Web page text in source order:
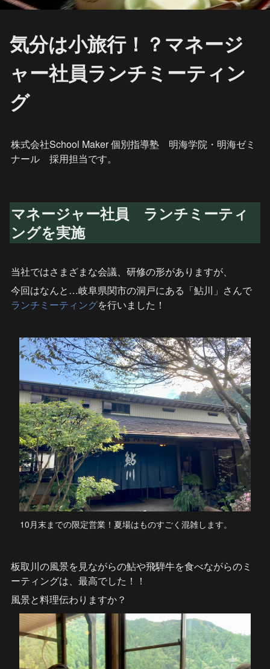
気分は小旅行！？マネージ
ャー社員ランチミーティン
グ
株式会社School Maker 個別指導塾　明海学院・明海ゼミ
ナール　採用担当です。
マネージャー社員　ランチミーティ
ングを実施
当社ではさまざまな会議、研修の形がありますが、
今回はなんと…岐阜県関市の洞戸にある「鮎川」さんで
ランチミーティングを行いました！
10月末までの限定営業！夏場はものすごく混雑します。
板取川の風景を見ながらの鮎や飛騨牛を食べながらのミ
ーティングは、最高でした！！
風景と料理伝わりますか？